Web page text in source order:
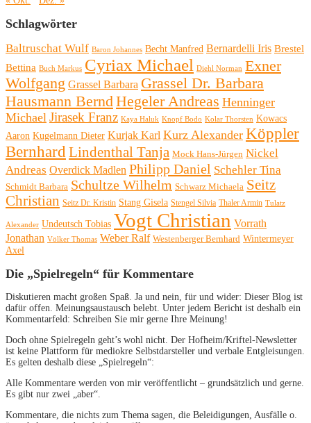
Schlagwörter
Baltruschat Wulf Baron Johannes Becht Manfred Bernardelli Iris Brestel
Bettina Buch Markus Cyriax Michael Diehl Norman Exner
Wolfgang Grassel Barbara Grassel Dr. Barbara
Hausmann Bernd Hegeler Andreas Henninger
Michael Jirasek Franz Kaya Haluk Knopf Bodo Kolar Thorsten Kowacs
Aaron Kugelmann Dieter Kurjak Karl Kurz Alexander Köppler
Bernhard Lindenthal Tanja Mock Hans-Jürgen Nickel
Andreas Overdick Madlen Philipp Daniel Schehler Tina
Schmidt Barbara Schultze Wilhelm Schwarz Michaela Seitz
Christian Seitz Dr. Kristin Stang Gisela Stengel Silvia Thaler Armin Tulatz
Alexander Undeutsch Tobias Vogt Christian Vorrath
Jonathan Völker Thomas Weber Ralf Westenberger Bernhard Wintermeyer
Axel
Die „Spielregeln“ für Kommentare
Diskutieren macht großen Spaß. Ja und nein, für und wider: Dieser Blog ist
dafür offen. Meinungsaustausch belebt. Unter jedem Bericht ist deshalb ein
Kommentarfeld: Schreiben Sie mir gerne Ihre Meinung!
Doch ohne Spielregeln geht’s wohl nicht. Der Hofheim/Kriftel-Newsletter
ist keine Plattform für mediokre Selbstdarsteller und verbale Entgleisungen.
Es gelten deshalb diese „Spielregeln“:
Alle Kommentare werden von mir veröffentlicht – grundsätzlich und gerne.
Es gibt nur zwei „aber“.
Kommentare, die nichts zum Thema sagen, die Beleidigungen, Ausfälle o.